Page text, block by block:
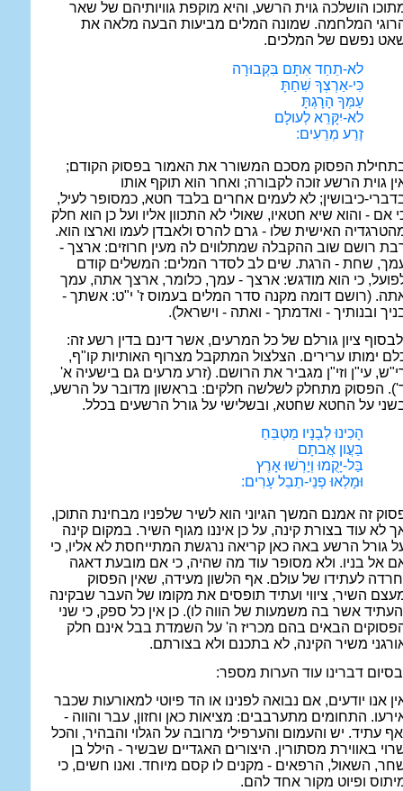
הושלכה גוית הרשע, והיא מוקפת גוויותיהם של שאר
המלחמה. שמונה המלים מביעות הבעה מלאה את
נפשם של המלכים.
לא-תֵחַד אִתָּם בִּקְבוּרָה
כִּי-אַרְצְךָ שִׁחַתָּ
עַמְּךָ הָרָגְתָּ
לא-יִקָּרֵא לְעולָם
זֶרַע מְרֵעִים:
הפסוק מסכם המשורר את האמור בפסוק הקודם;
גוית הרשע זוכה לקבורה; ואחר הוא תוקף אותו
כיבושין; לא לעמים אחרים בלבד חטא, כמסופר לעיל,
אם - והוא שיא חטאיו, שאולי לא התכוון אליו ועל כן הוא חלק
האישית שלו - גרם להרס ולאבדן לעמו וארצו הוא.
רושם שוב ההקבלה שמתלווים לה מעין חרוזים: ארצך -
שחת - הרגת. שים לב לסדר המלים: המשלים קודם
כי הוא מודגש: ארצך - עמך, כלומר, ארצך אתה, עמך
(רושם דומה מקנה סדר המלים בעמוס ז' י"ט: אשתך -
ובנותיך - ואדמתך - ואתה - וישראל).
ציון גורלם של כל המרעים, אשר דינם בדין רשע זה:
ימותו ערירים. הצלצול המתקבל מצרוף האותיות קו"ף,
עי"ן וזי"ן מגביר את הרושם. (זרע מרעים גם בישעיה א'
הפסוק מתחלק לשלשה חלקים: בראשון מדובר על הרשע,
על החטא שחטא, ובשלישי על גורל הרשעים בכלל.
הָכִינוּ לְבָנָיו מַטְבֵּחַ
בַּעֲון אֲבתָם
בַּל-יָקֻמוּ וְיָרְשׁוּ אָרֶץ
וּמָלְאוּ פְנֵי-תֵבֵל עָרִים:
זה אמנם המשך הגיוני הוא לשיר שלפניו מבחינת התוכן,
לא עוד בצורת קינה, על כן איננו מגוף השיר. במקום קינה
גורל הרשע באה כאן קריאה נרגשת המתייחסת לא אליו, כי
אל בניו. ולא מסופר עוד מה שהיה, כי אם מובעת דאגה
לעתידו של עולם. אף הלשון מעידה, שאין הפסוק
השיר, ציווי ועתיד תופסים את מקומו של העבר שבקינה
אשר בה משמעות של הווה לו). כן אין כל ספק, כי שני
הבאים בהם מכריז ה' על השמדת בבל אינם חלק
משיר הקינה, לא בתכנם ולא בצורתם.
דברינו עוד הערות מספר:
אנו יודעים, אם נבואה לפנינו או הד פיוטי למאורעות שכבר
התחומים מתערבבים: מציאות כאן וחזון, עבר והווה -
עתיד. יש והעמום והערפילי מרובה על הגלוי והבהיר, והכל
באווירת מסתורין. היצורים האגדיים שבשיר - הילל בן
השאול, הרפאים - מקנים לו קסם מיוחד. ואנו חשים, כי
ופיוט מקור אחד להם.